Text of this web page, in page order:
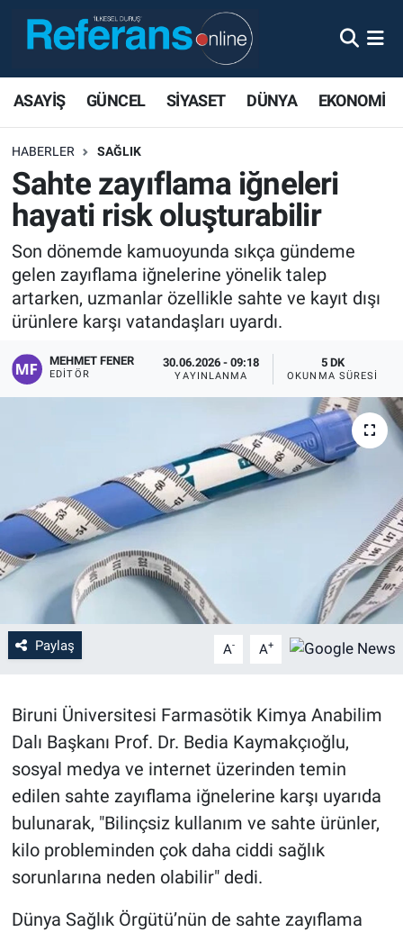
ASAYİŞ GÜNCEL SİYASET DÜNYA EKONOMİ
HABERLER SAĞLIK
Sahte zayıflama iğneleri
hayati risk oluşturabilir
Son dönemde kamuoyunda sıkça gündeme
gelen zayıflama iğnelerine yönelik talep
artarken, uzmanlar özellikle sahte ve kayıt dışı
ürünlere karşı vatandaşları uyardı.
MEHMET FENER
EDITÖR
30.06.2026 - 09:18
YAYINLANMA
5 DK
OKUNMA SÜRESI
Paylaş A- A+
Biruni Üniversitesi Farmasötik Kimya Anabilim
Dalı Başkanı Prof. Dr. Bedia Kaymakçıoğlu,
sosyal medya ve internet üzerinden temin
edilen sahte zayıflama iğnelerine karşı uyarıda
bulunarak, "Bilinçsiz kullanım ve sahte ürünler,
kilo probleminden çok daha ciddi sağlık
sorunlarına neden olabilir" dedi.
Dünya Sağlık Örgütü’nün de sahte zayıflama